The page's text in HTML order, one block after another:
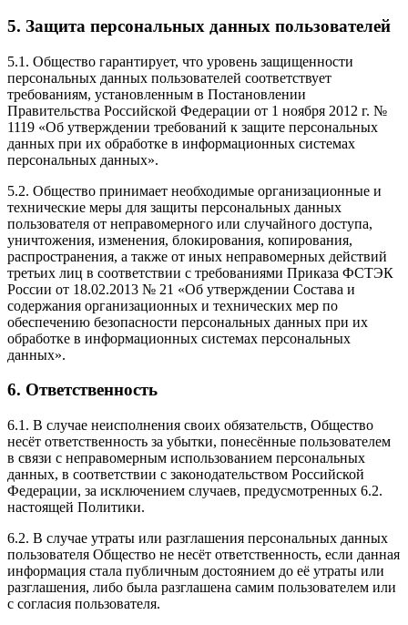
5. Защита персональных данных пользователей
5.1. Общество гарантирует, что уровень защищенности
персональных данных пользователей соответствует
требованиям, установленным в Постановлении
Правительства Российской Федерации от 1 ноября 2012 г. №
1119 «Об утверждении требований к защите персональных
данных при их обработке в информационных системах
персональных данных».
5.2. Общество принимает необходимые организационные и
технические меры для защиты персональных данных
пользователя от неправомерного или случайного доступа,
уничтожения, изменения, блокирования, копирования,
распространения, а также от иных неправомерных действий
третьих лиц в соответствии с требованиями Приказа ФСТЭК
России от 18.02.2013 № 21 «Об утверждении Состава и
содержания организационных и технических мер по
обеспечению безопасности персональных данных при их
обработке в информационных системах персональных
данных».
6. Ответственность
6.1. В случае неисполнения своих обязательств, Общество
несёт ответственность за убытки, понесённые пользователем
в связи с неправомерным использованием персональных
данных, в соответствии с законодательством Российской
Федерации, за исключением случаев, предусмотренных 6.2.
настоящей Политики.
6.2. В случае утраты или разглашения персональных данных
пользователя Общество не несёт ответственность, если данная
информация стала публичным достоянием до её утраты или
разглашения, либо была разглашена самим пользователем или
с согласия пользователя.